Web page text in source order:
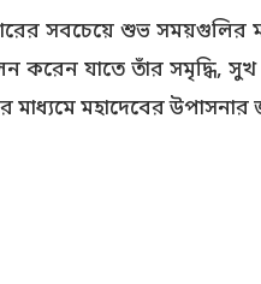
সবচেয়ে শুভ সময়গুলির
যাতে তাঁর সমৃদ্ধি,
মহাদেবের উপাসনার